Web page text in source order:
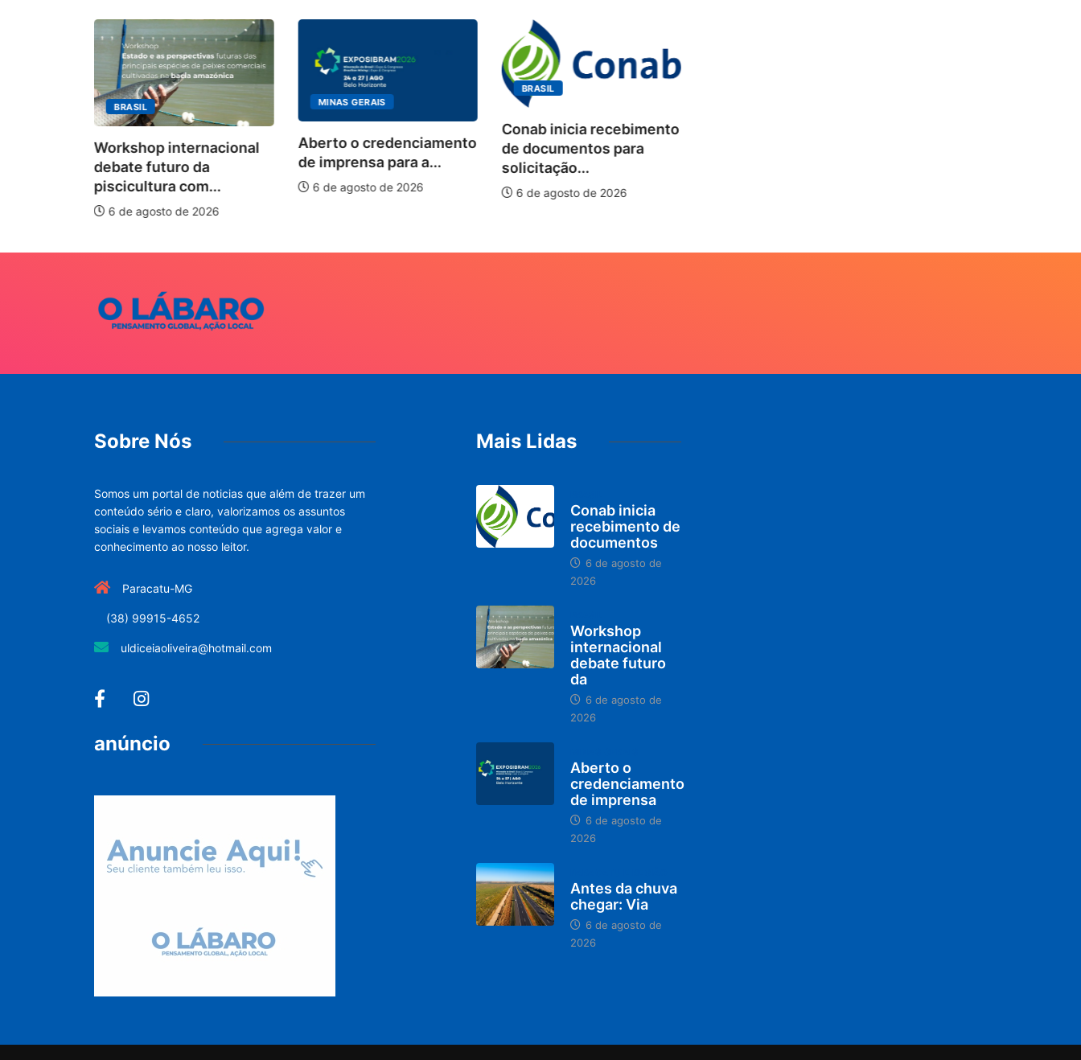
BRASIL
Workshop internacional
debate futuro da
piscicultura com...
6 de agosto de 2026
MINAS GERAIS
Aberto o credenciamento
de imprensa para a...
6 de agosto de 2026
BRASIL
Conab inicia recebimento
de documentos para
solicitação...
6 de agosto de 2026
Sobre Nós
Somos um portal de noticias que além de trazer um
conteúdo sério e claro, valorizamos os assuntos
sociais e levamos conteúdo que agrega valor e
conhecimento ao nosso leitor.
Paracatu-MG
(38) 99915-4652
uldiceiaoliveira@hotmail.com
anúncio
Mais Lidas
Conab inicia
recebimento de
documentos
6 de agosto de
2026
Workshop
internacional
debate futuro
da
6 de agosto de
2026
Aberto o
credenciamento
de imprensa
6 de agosto de
2026
Antes da chuva
chegar: Via
6 de agosto de
2026